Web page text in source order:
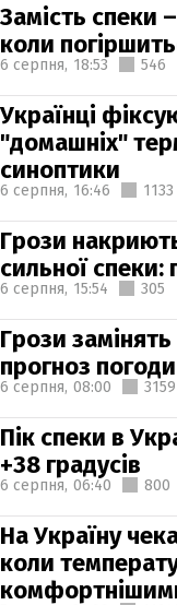
Замість спеки
коли
6 серпня, 18:53 546
Українці
"домашніх"
синоптики
6 серпня, 16:46 1133
Грози
сильної спеки:
6 серпня, 15:54 305
Грози
прогноз
6 серпня, 08:00 3159
Пік спеки в
+38 градусів
6 серпня, 06:40 800
На Україну
коли